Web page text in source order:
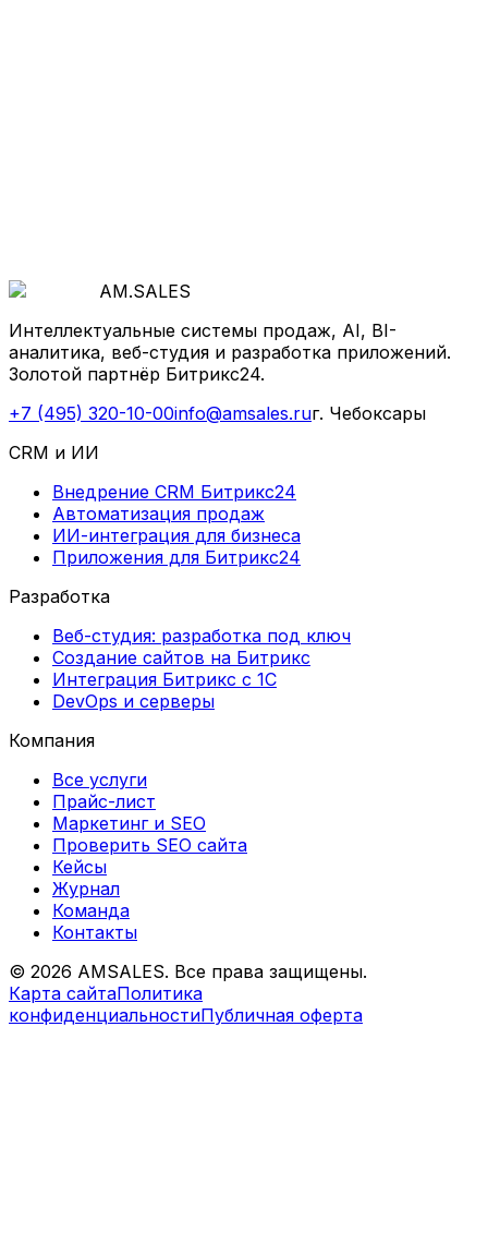
AM.SALES
Интеллектуальные системы продаж, AI, BI-
аналитика, веб-студия и разработка приложений.
Золотой партнёр Битрикс24.
+7 (495) 320-10-00info@amsales.ruг. Чебоксары
CRM и ИИ
Внедрение CRM Битрикс24
Автоматизация продаж
ИИ-интеграция для бизнеса
Приложения для Битрикс24
Разработка
Веб-студия: разработка под ключ
Создание сайтов на Битрикс
Интеграция Битрикс с 1С
DevOps и серверы
Компания
Все услуги
Прайс-лист
Маркетинг и SEO
Проверить SEO сайта
Кейсы
Журнал
Команда
Контакты
© 2026 AMSALES. Все права защищены.
Карта сайтаПолитика
конфиденциальностиПубличная оферта